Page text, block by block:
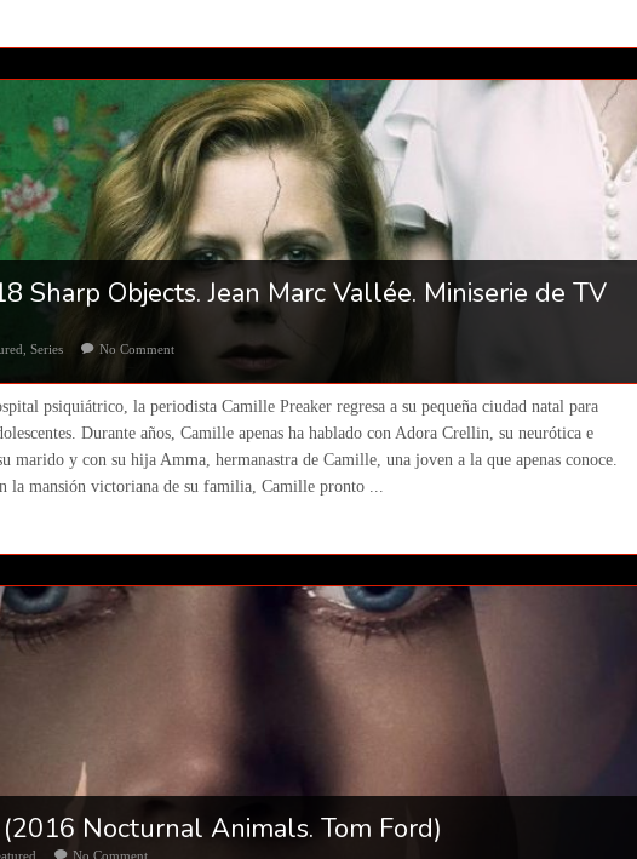
Sharp Objects. Jean Marc Vallée. Miniserie de TV
,Series No Comment
psiquiátrico, la periodista Camille Preaker regresa a su pequeña ciudad natal para
Durante años, Camille apenas ha hablado con Adora Crellin, su neurótica e
marido y con su hija Amma, hermanastra de Camille, una joven a la que apenas conoce.
la mansión victoriana de su familia, Camille pronto ...
Nocturnal Animals. Tom Ford)
No Comment